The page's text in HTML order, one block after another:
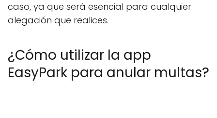
caso, ya que será esencial para cualquier
alegación que realices.
¿Cómo utilizar la app
EasyPark para anular multas?